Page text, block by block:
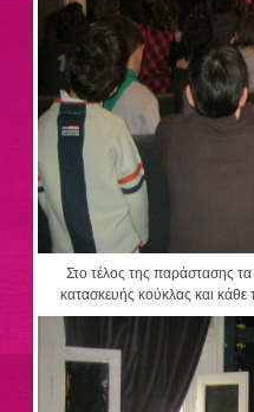
Στο τέλος της παράστασης τα
κατασκευής κούκλας και